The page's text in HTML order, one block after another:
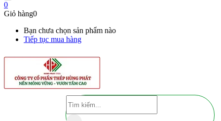
0
Giỏ hàng0
Bạn chưa chọn sản phẩm nào
Tiếp tục mua hàng